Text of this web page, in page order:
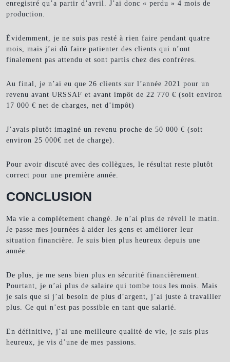
enregistré qu’a partir d’avril. J’ai donc « perdu » 4 mois de
production.
Évidemment, je ne suis pas resté à rien faire pendant quatre
mois, mais j’ai dû faire patienter des clients qui n’ont
finalement pas attendu et sont partis chez des confrères.
Au final, je n’ai eu que 26 clients sur l’année 2021 pour un
revenu avant URSSAF et avant impôt de 22 770 € (soit environ
17 000 € net de charges, net d’impôt)
J’avais plutôt imaginé un revenu proche de 50 000 € (soit
environ 25 000€ net de charge).
Pour avoir discuté avec des collègues, le résultat reste plutôt
correct pour une première année.
CONCLUSION
Ma vie a complétement changé. Je n’ai plus de réveil le matin.
Je passe mes journées à aider les gens et améliorer leur
situation financière. Je suis bien plus heureux depuis une
année.
De plus, je me sens bien plus en sécurité financièrement.
Pourtant, je n’ai plus de salaire qui tombe tous les mois. Mais
je sais que si j’ai besoin de plus d’argent, j’ai juste à travailler
plus. Ce qui n’est pas possible en tant que salarié.
En définitive, j’ai une meilleure qualité de vie, je suis plus
heureux, je vis d’une de mes passions.